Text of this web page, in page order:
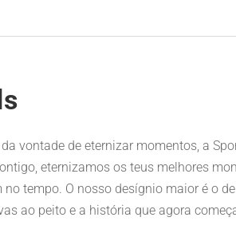
vontade de eternizar momentos, a
eternizamos os teus melhores
tempo. O nosso desígnio maior é o
ao peito e a história que agora